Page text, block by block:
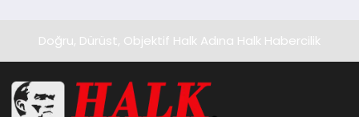
Doğru, Dürüst, Objektif Halk Adına Halk Habercilik